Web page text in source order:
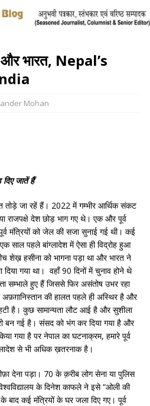
भारत, Nepal’s
Mohan
जातें हैं
तोड़े जा रहें हैं। 2022 में गम्भीर आर्थिक संकट
राजपक्षे देश छोड़ भाग गए थे। एक और पूर्व
मंत्रियों को जेल की सजा सुनाई गई थी। कई
साल पहले बांग्लादेश में ऐसा ही विद्रोह हुआ
शेख़ हसीना को भागना पड़ा था और भारत ने
गया था। वहाँ 90 दिनों में चुनाव होने थे
सम्भाले हुए हैं जिससे फिर असंतोष उभर रहा
अफ़ग़ानिस्तान की हालत पहले ही अस्थिर है और
है। कुछ सामान्यता लौट आई है और सुशीला
बन गई है। संसद को भंग कर दिया गया है और
गया है पर नेपाल का घटनाक्रम, हमारे पूर्व
से भी अधिक ख़तरनाक है।
देना पड़ा। 70 के क़रीब लोग सेना या पुलिस
के दिनेश काफले ने इसे “ओली की
बाद कई मंत्रियों के घर जला दिए गए। पूर्व